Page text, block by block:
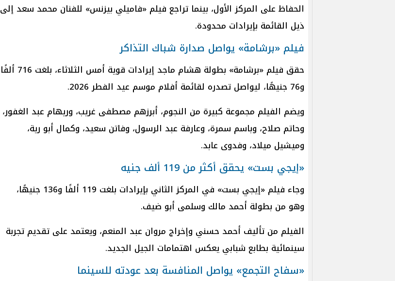
الحفاظ على المركز الأول، بينما تراجع فيلم «فاميلي بيزنس» للفنان محمد سعد إلى
ذيل القائمة بإيرادات محدودة.
فيلم «برشامة» يواصل صدارة شباك التذاكر
حقق فيلم «برشامة» بطولة هشام ماجد إيرادات قوية أمس الثلاثاء، بلغت 716 ألفًا
و76 جنيهًا، ليواصل تصدره لقائمة أفلام موسم عيد الفطر 2026.
ويضم الفيلم مجموعة كبيرة من النجوم، أبرزهم مصطفى غريب، وريهام عبد الغفور،
وحاتم صلاح، وباسم سمرة، وعارفة عبد الرسول، وفاتن سعيد، وكمال أبو رية،
وميشيل ميلاد، وفدوى عابد.
«إيجي بست» يحقق أكثر من 119 ألف جنيه
وجاء فيلم «إيجي بست» في المركز الثاني بإيرادات بلغت 119 ألفًا و136 جنيهًا،
وهو من بطولة أحمد مالك وسلمى أبو ضيف.
الفيلم من تأليف أحمد حسني وإخراج مروان عبد المنعم، ويعتمد على تقديم تجربة
سينمائية بطابع شبابي يعكس اهتمامات الجيل الجديد.
«سفاح التجمع» يواصل المنافسة بعد عودته للسينما